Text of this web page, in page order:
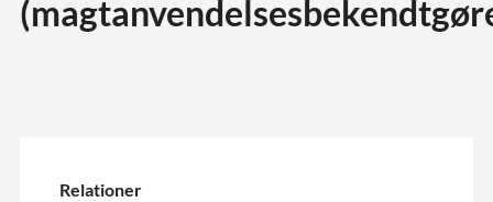
Relationer